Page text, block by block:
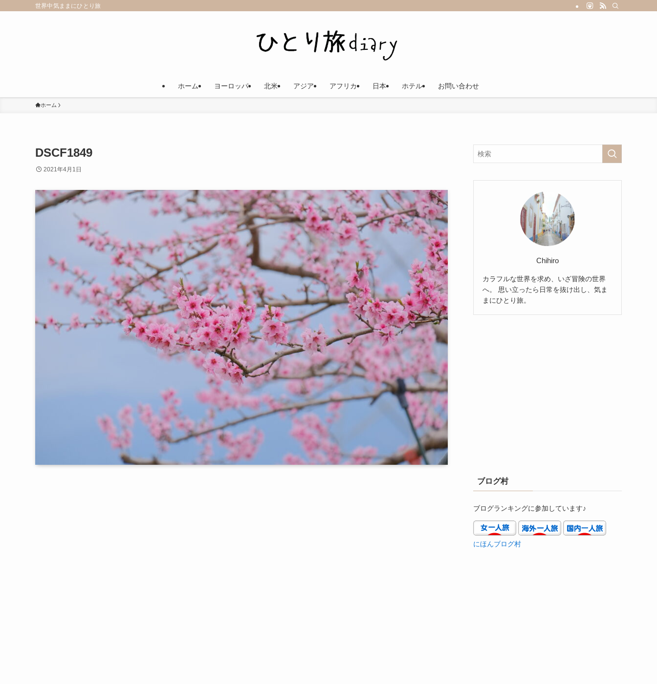
世界中気ままにひとり旅
ホーム ヨーロッパ 北米 アジア アフリカ 日本 ホテル お問い合わせ
ホーム
DSCF1849
2021年4月1日
Chihiro
カラフルな世界を求め、いざ冒険の世界
へ。 思い立ったら日常を抜け出し、気ま
まにひとり旅。
ブログ村
ブログランキングに参加しています♪
にほんブログ村